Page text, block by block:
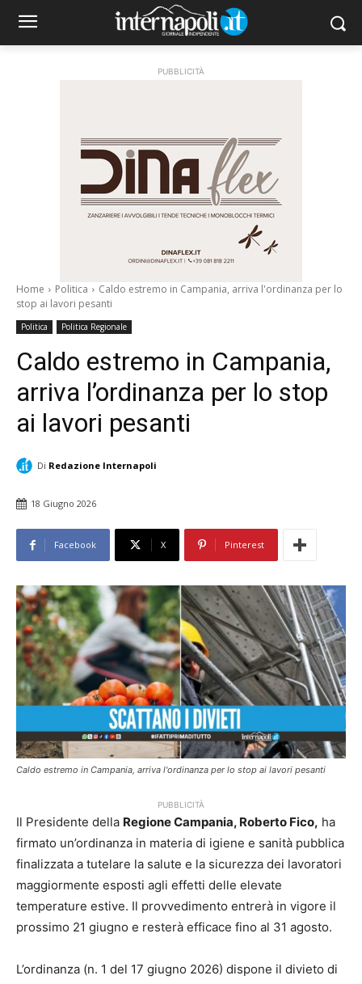
PUBBLICITÀ
Home Politica
Caldo estremo in Campania, arriva l'ordinanza per lo
stop ai lavori pesanti
Politica Politica Regionale
Caldo estremo in Campania,
arriva l’ordinanza per lo stop
ai lavori pesanti
Di Redazione Internapoli
18 Giugno 2026
Facebook X Pinterest
Caldo estremo in Campania, arriva l'ordinanza per lo stop ai lavori pesanti
PUBBLICITÀ
Il Presidente della Regione Campania, Roberto Fico, ha
firmato un’ordinanza in materia di igiene e sanità pubblica
finalizzata a tutelare la salute e la sicurezza dei lavoratori
maggiormente esposti agli effetti delle elevate
temperature estive. Il provvedimento entrerà in vigore il
prossimo 21 giugno e resterà efficace fino al 31 agosto.
L’ordinanza (n. 1 del 17 giugno 2026) dispone il divieto di